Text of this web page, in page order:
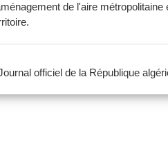
de l'aire
officiel de la République